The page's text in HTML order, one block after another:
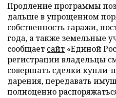
Продление программы
дальше в упрощенном
собственность гаражи,
года, а также земельные
сообщает сайт «Единой
регистрации владельцы
совершать сделки
дарения, передавать
полноценно